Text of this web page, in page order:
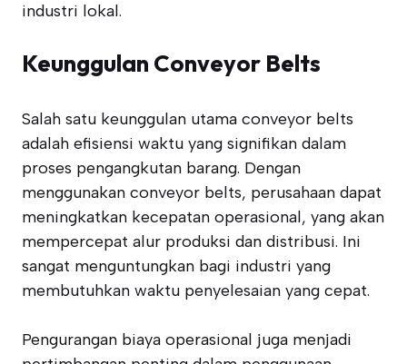
industri lokal.
Keunggulan Conveyor Belts
Salah satu keunggulan utama conveyor belts
adalah efisiensi waktu yang signifikan dalam
proses pengangkutan barang. Dengan
menggunakan conveyor belts, perusahaan dapat
meningkatkan kecepatan operasional, yang akan
mempercepat alur produksi dan distribusi. Ini
sangat menguntungkan bagi industri yang
membutuhkan waktu penyelesaian yang cepat.
Pengurangan biaya operasional juga menjadi